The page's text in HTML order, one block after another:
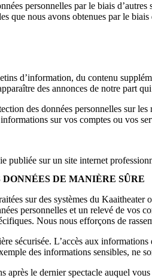
personnelles par le biais
que nous avons obtenues par le
d’information, du contenu
des annonces de notre part
des données personnelles sur
sur vos comptes ou vos
publiée sur un site internet
DE MANIÈRE SÛRE
sur des systèmes du
personnelles et un relevé de vos
Nous nous efforçons de
sécurisée. L’accès aux
des informations sensibles, ne
après le dernier spectacle auquel vous